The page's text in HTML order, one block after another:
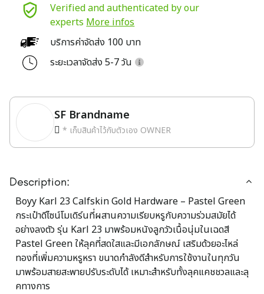
Verified and authenticated by our
experts More infos
บริการค่าจัดส่ง 100 บาท
ระยะเวลาจัดส่ง 5-7 วัน
SF Brandname
* เก็บสินค้าไว้กับตัวเอง OWNER
Description:
Boyy Karl 23 Calfskin Gold Hardware – Pastel Green
กระเป๋าดีไซน์โมเดิร์นที่ผสานความเรียบหรูกับความร่วมสมัยได้
อย่างลงตัว รุ่น Karl 23 มาพร้อมหนังลูกวัวเนื้อนุ่มในเฉดสี
Pastel Green ให้ลุคที่สดใสและมีเอกลักษณ์ เสริมด้วยอะไหล่
ทองที่เพิ่มความหรูหรา ขนาดกำลังดีสำหรับการใช้งานในทุกวัน
มาพร้อมสายสะพายปรับระดับได้ เหมาะสำหรับทั้งลุคแคชชวลและลุ
คทางการ